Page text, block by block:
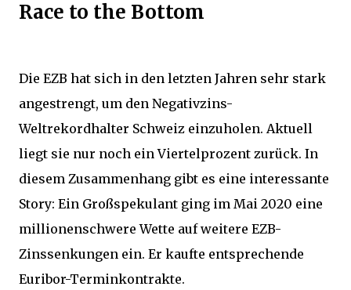
Race to the Bottom
Die EZB hat sich in den letzten Jahren sehr stark
angestrengt, um den Negativzins-
Weltrekordhalter Schweiz einzuholen. Aktuell
liegt sie nur noch ein Viertelprozent zurück. In
diesem Zusammenhang gibt es eine interessante
Story: Ein Großspekulant ging im Mai 2020 eine
millionenschwere Wette auf weitere EZB-
Zinssenkungen ein. Er kaufte entsprechende
Euribor-Terminkontrakte.